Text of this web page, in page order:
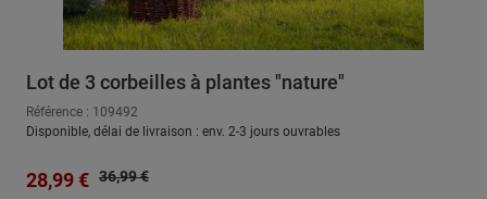
Lot de 3 corbeilles à plantes "nature"
Référence : 109492
Disponible, délai de livraison : env. 2-3 jours ouvrables
Prix de vente :
28,99 € Prix régulier :
36,99 €